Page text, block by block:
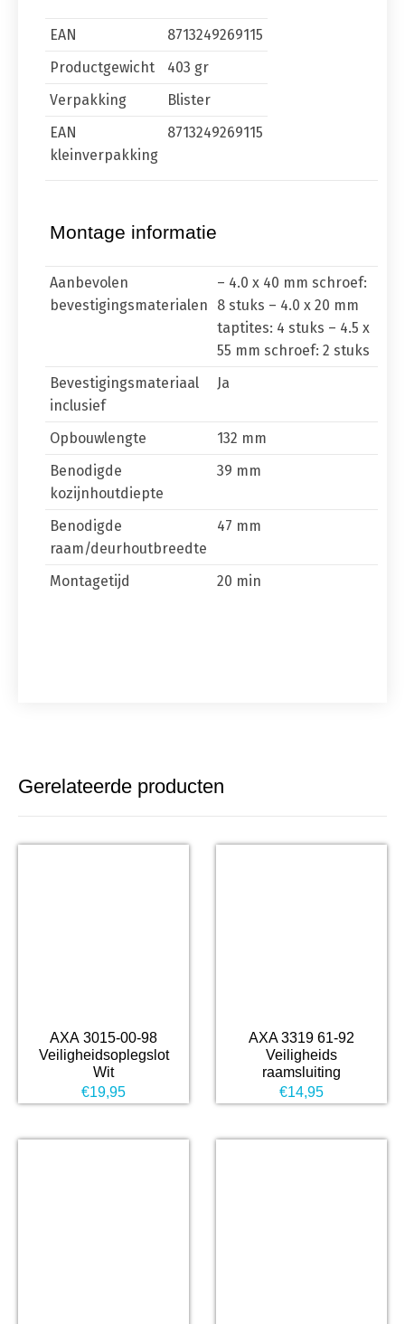
EAN
8713249269115
Productgewicht
403 gr
Verpakking
Blister
EAN
kleinverpakking
8713249269115
Montage informatie
Aanbevolen
bevestigingsmaterialen
– 4.0 x 40 mm schroef:
8 stuks – 4.0 x 20 mm
taptites: 4 stuks – 4.5 x
55 mm schroef: 2 stuks
Bevestigingsmateriaal
inclusief
Ja
Opbouwlengte
132 mm
Benodigde
kozijnhoutdiepte
39 mm
Benodigde
raam/deurhoutbreedte
47 mm
Montagetijd 20 min
Gerelateerde producten
AXA 3015-00-98
Veiligheidsoplegslot
Wit
€19,95
AXA 3319 61-92
Veiligheids
raamsluiting
€14,95